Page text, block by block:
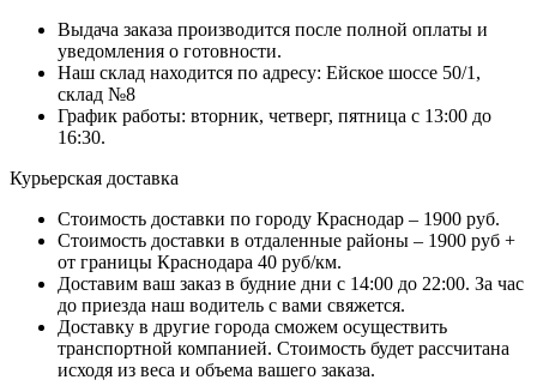
Выдача заказа производится после полной оплаты и
уведомления о готовности.
Наш склад находится по адресу: Ейское шоссе 50/1,
склад №8
График работы: вторник, четверг, пятница с 13:00 до
16:30.
Курьерская доставка
Стоимость доставки по городу Краснодар – 1900 руб.
Стоимость доставки в отдаленные районы – 1900 руб +
от границы Краснодара 40 руб/км.
Доставим ваш заказ в будние дни с 14:00 до 22:00. За час
до приезда наш водитель с вами свяжется.
Доставку в другие города сможем осуществить
транспортной компанией. Стоимость будет рассчитана
исходя из веса и объема вашего заказа.